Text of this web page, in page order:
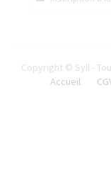
Copyright © Syll -
Accueil